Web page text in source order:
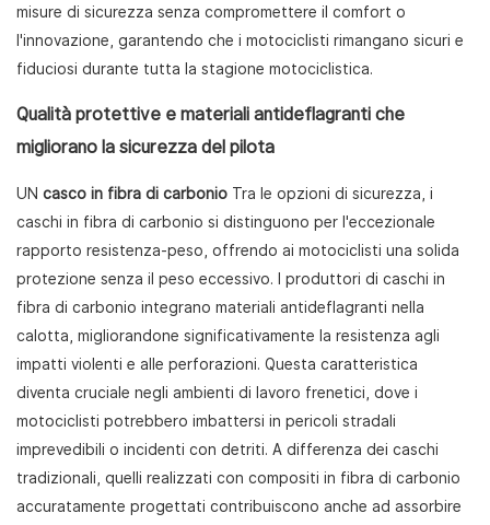
misure di sicurezza senza compromettere il comfort o
l'innovazione, garantendo che i motociclisti rimangano sicuri e
fiduciosi durante tutta la stagione motociclistica.
Qualità protettive e materiali antideflagranti che
migliorano la sicurezza del pilota
UN casco in fibra di carbonio Tra le opzioni di sicurezza, i
caschi in fibra di carbonio si distinguono per l'eccezionale
rapporto resistenza-peso, offrendo ai motociclisti una solida
protezione senza il peso eccessivo. I produttori di caschi in
fibra di carbonio integrano materiali antideflagranti nella
calotta, migliorandone significativamente la resistenza agli
impatti violenti e alle perforazioni. Questa caratteristica
diventa cruciale negli ambienti di lavoro frenetici, dove i
motociclisti potrebbero imbattersi in pericoli stradali
imprevedibili o incidenti con detriti. A differenza dei caschi
tradizionali, quelli realizzati con compositi in fibra di carbonio
accuratamente progettati contribuiscono anche ad assorbire